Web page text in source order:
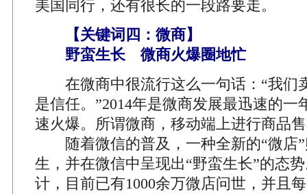
美国同行，还有很长的一段路要走。
【关键词四：微商】
野蛮生长 微商火爆圈地忙
在微商中很流行这么一句话：“我们
是信任。”2014年是微商发展最迅速的一
速火爆。所谓微商，移动端上进行商品
随着微信的普及，一种全新的“微店”
生，并在微信中呈现出“野蛮生长”的态
计，目前已有1000余万微店问世，并且